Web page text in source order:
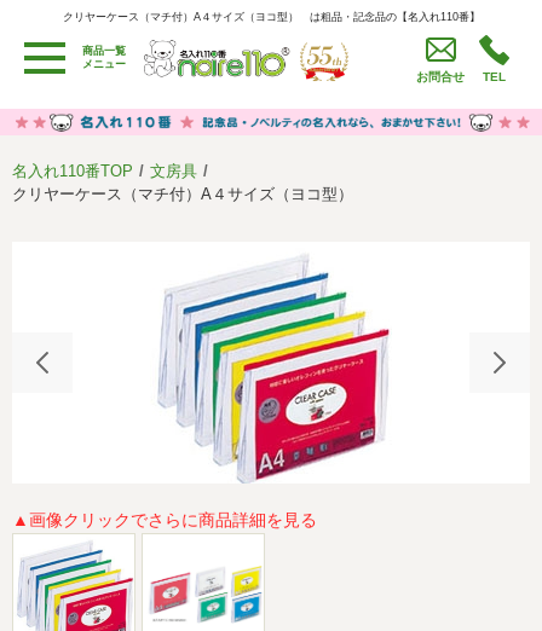
クリヤーケース（マチ付）A４サイズ（ヨコ型） は粗品・記念品の【名入れ110番】
クリヤーケース（マチ付）A４サイズ（ヨコ型） は粗品・記念品の【名入れ110番】
商品一覧
メニュー
お問合せ TEL
用途別カテゴリ
卒園・卒業記念品
労働組合・設立記念・周年記念
うちわ・扇子・ファン
イベント・パーティーグッズ
セール品グッズ
名入れについて
社会貢献活動 特定商取引法に基づく表記
著作権と推奨環境について プライバシーポリシー
会社概要
名入れ110番TOP
文房具
クリヤーケース（マチ付）A４サイズ（ヨコ型）
▲画像クリックでさらに商品詳細を見る